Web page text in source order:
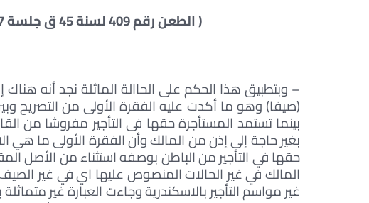
( الطعن رقم 409 لسنة 45 ق جلسة 1979/1/27 س 30 ع 1 ص 403 )
– وبتطبيق هذا الحكم على الحاالة الماثلة نجد أنه
(صيفا) وهو ما أكدت عليه الفقرة الأولى من التصريح
بغير حاجة إلى إذن من المالك وأن الفقرة الأولى ما هي
حقها في التأجير من الباطن بوصفه استثناء من الأصل
المالك في غير الحالات المنصوص عليها اي في غير
غير مواسم التأجير بالاسكندرية وجاءت العبارة غير